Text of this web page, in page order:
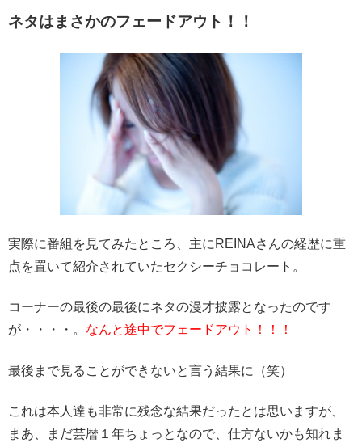
ネタはまさかのフェードアウト！！
実際に番組を見てみたところ、 主にREINAさんの経歴に重
点を置いて紹介されていたセクシーチョコレート。
コーナーの最後の最後にネタの漫才披露となったのです
が・・・・。 なんと途中でフェードアウト！！！
最後まで見ることができないと言う結果に（笑）
これは本人達も非常に残念な結果だったとは思いますが、
まあ、まだ芸暦１年ちょっとなので、仕方ないかも知れま